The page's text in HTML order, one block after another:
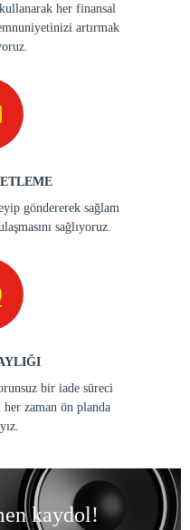
her finansal
artırmak
göndererek sağlam
sağlıyoruz.
bir iade süreci
zaman ön planda
kaydol!